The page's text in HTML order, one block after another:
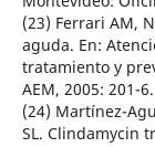
(23) Ferrari AM,
aguda. En:
tratamiento y
AEM, 2005: 201-6.
(24) Martínez-
SL. Clindamycin